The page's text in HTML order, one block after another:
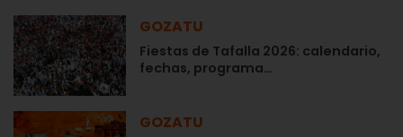
GOZATU
Fiestas de Tafalla 2026: calendario,
fechas, programa…
GOZATU